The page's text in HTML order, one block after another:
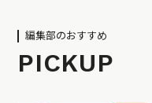
編集部のおすすめ
PICKUP